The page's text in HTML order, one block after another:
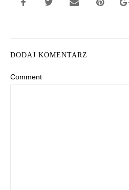
DODAJ KOMENTARZ
Comment